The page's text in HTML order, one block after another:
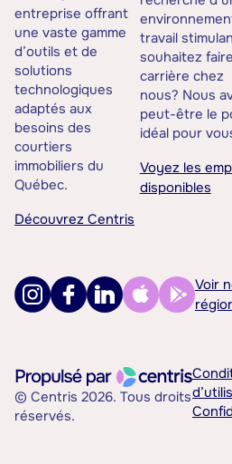
entreprise offrant
une vaste gamme
d’outils et de
solutions
technologiques
adaptés aux
besoins des
courtiers
immobiliers du
Québec.
Découvrez Centris
travail
souhaitez faire
carrière chez
nous? Nous
peut-être le
idéal pour
Voyez les
disponibles
Voir
© Centris 2026. Tous droits
réservés.